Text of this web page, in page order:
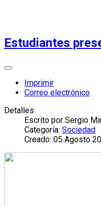
Estudiantes
Imprimir
Correo electrónico
Detalles
Escrito por Sergio
Categoría: Sociedad
Creado: 05 Agosto